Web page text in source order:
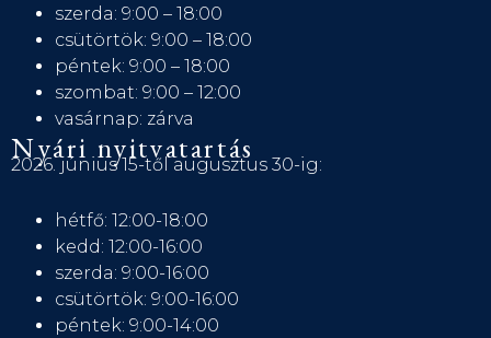
szerda: 9:00 – 18:00
csütörtök: 9:00 – 18:00
péntek: 9:00 – 18:00
szombat: 9:00 – 12:00
vasárnap: zárva
Nyári nyitvatartás
2026. június 15-től augusztus 30-ig:
hétfő: 12:00-18:00
kedd: 12:00-16:00
szerda: 9:00-16:00
csütörtök: 9:00-16:00
péntek: 9:00-14:00